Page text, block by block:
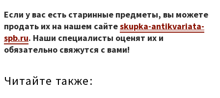
Если у вас есть старинные предметы, вы можете
продать их на нашем сайтеskupka-antikvariata-
spb.ru. Наши специалисты оценят их и
обязательно свяжутся с вами!
Читайте также: